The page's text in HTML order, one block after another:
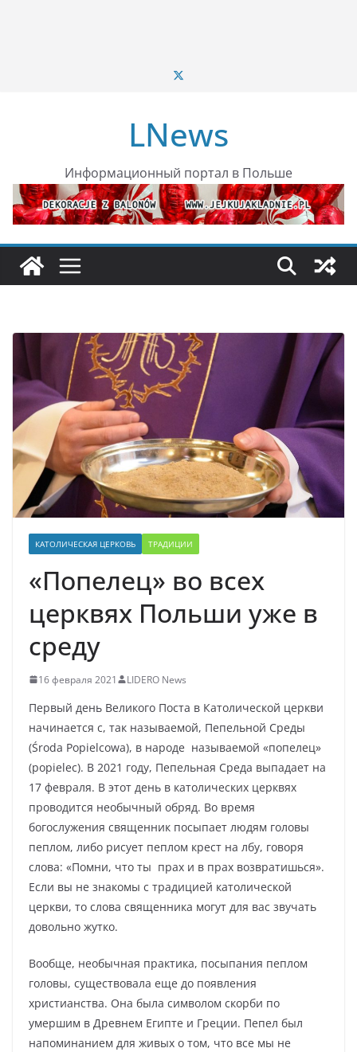
LNews
Информационный портал в Польше
КАТОЛИЧЕСКАЯ ЦЕРКОВЬ ТРАДИЦИИ
«Попелец» во всех
церквях Польши уже в
среду
16 февраля 2021 LIDERO News
Первый день Великого Поста в Католической церкви
начинается с, так называемой, Пепельной Среды
(Środa Popielcowa), в народе называемой «попелец»
(popielec). В 2021 году, Пепельная Среда выпадает на
17 февраля. В этот день в католических церквях
проводится необычный обряд. Во время
богослужения священник посыпает людям головы
пеплом, либо рисует пеплом крест на лбу, говоря
слова: «Помни, что ты прах и в прах возвратишься».
Если вы не знакомы с традицией католической
церкви, то слова священника могут для вас звучать
довольно жутко.
Вообще, необычная практика, посыпания пеплом
головы, существовала еще до появления
христианства. Она была символом скорби по
умершим в Древнем Египте и Греции. Пепел был
напоминанием для живых о том, что все мы не